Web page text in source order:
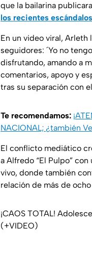
que la bailarina
los recientes escándalos
En un video viral, Arleth
seguidores: ´Yo no
disfrutando, amando a
comentarios, apoyo y
tras su separación con
Te recomendamos:
NACIONAL; ¿también
El conflicto mediático
a Alfredo “El Pulpo”
vivo, donde también
relación de más de ocho
¡CAOS TOTAL!
(+VIDEO)